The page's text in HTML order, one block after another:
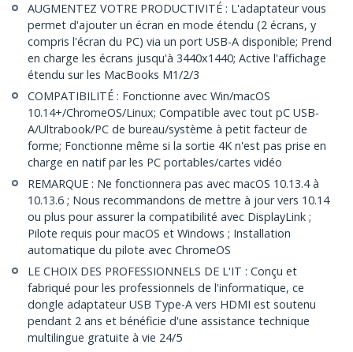
AUGMENTEZ VOTRE PRODUCTIVITÉ : L'adaptateur vous
permet d'ajouter un écran en mode étendu (2 écrans, y
compris l'écran du PC) via un port USB-A disponible; Prend
en charge les écrans jusqu'à 3440x1440; Active l'affichage
étendu sur les MacBooks M1/2/3
COMPATIBILITÉ : Fonctionne avec Win/macOS
10.14+/ChromeOS/Linux; Compatible avec tout pC USB-
A/Ultrabook/PC de bureau/système à petit facteur de
forme; Fonctionne même si la sortie 4K n'est pas prise en
charge en natif par les PC portables/cartes vidéo
REMARQUE : Ne fonctionnera pas avec macOS 10.13.4 à
10.13.6 ; Nous recommandons de mettre à jour vers 10.14
ou plus pour assurer la compatibilité avec DisplayLink ;
Pilote requis pour macOS et Windows ; Installation
automatique du pilote avec ChromeOS
LE CHOIX DES PROFESSIONNELS DE L'IT : Conçu et
fabriqué pour les professionnels de l'informatique, ce
dongle adaptateur USB Type-A vers HDMI est soutenu
pendant 2 ans et bénéficie d'une assistance technique
multilingue gratuite à vie 24/5